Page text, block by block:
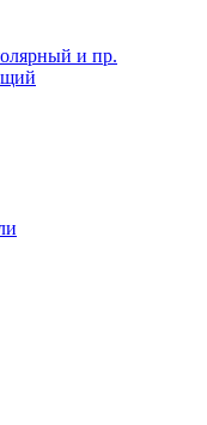
и пр.